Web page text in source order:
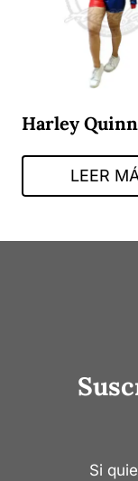
Harley Quinn
LEER
Si